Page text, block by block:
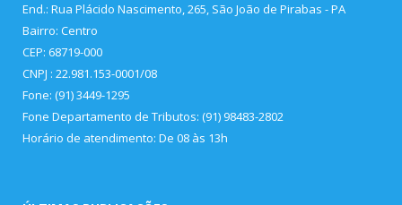
End.: Rua Plácido Nascimento, 265, São João de Pirabas - PA
Bairro: Centro
CEP: 68719-000
CNPJ : 22.981.153-0001/08
Fone: (91) 3449-1295
Fone Departamento de Tributos: (91) 98483-2802
Horário de atendimento: De 08 às 13h